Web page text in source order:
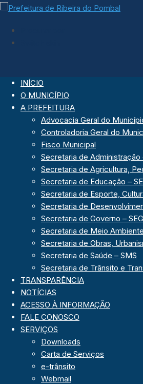
INÍCIO
O MUNICÍPIO
A PREFEITURA
Advocacia Geral do
Controladoria Geral do
Fisco Municipal
Secretaria de Administração
Secretaria de Agricultura,
Secretaria de Educação –
Secretaria de Esporte,
Secretaria de
Secretaria de Governo –
Secretaria de Meio
Secretaria de Obras,
Secretaria de Saúde – SMS
Secretaria de Trânsito e
TRANSPARÊNCIA
NOTÍCIAS
ACESSO À INFORMAÇÃO
FALE CONOSCO
SERVIÇOS
Downloads
Carta de Serviços
e-trânsito
Webmail